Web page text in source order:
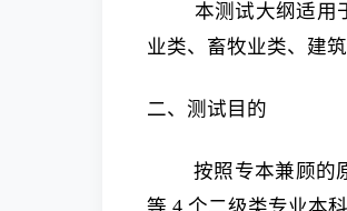
本测试大纲适用
业类、畜牧业类、建
二、测试目的
按照专本兼顾的
等 4 个二级类专业本